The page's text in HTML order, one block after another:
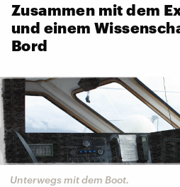
Zusammen mit dem
und einem
Bord
Unterwegs mit dem Boot.